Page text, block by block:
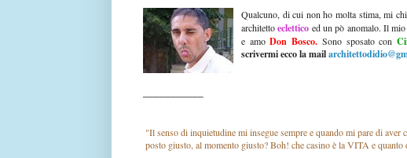
Qualcuno, di cui non ho molta stima, mi
architettoeclettico ed un pò anomalo. Il
e amoDon Bosco. Sono sposato con
scrivermi ecco la mail
"Il senso di inquietudine mi insegue sempre e quando mi pare di
posto giusto, al momento giusto? Boh! che casino è la VITA e